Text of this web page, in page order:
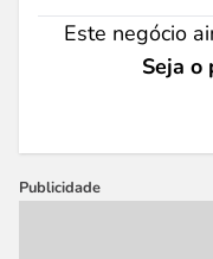
Este negócio
Seja o
Publicidade